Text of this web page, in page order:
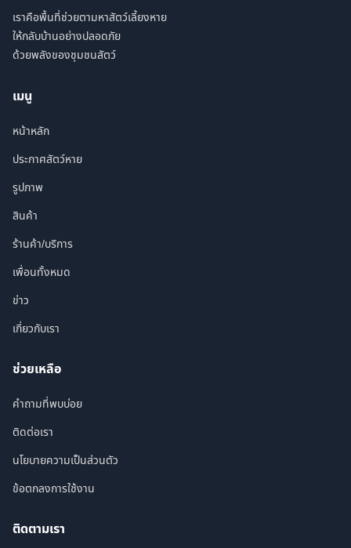
เราคือพื้นที่ช่วยตามหาสัตว์เลี้ยงหาย
ให้กลับบ้านอย่างปลอดภัย
ด้วยพลังของชุมชนสัตว์
เมนู
หน้าหลัก
ประกาศสัตว์หาย
รูปภาพ
สินค้า
ร้านค้า/บริการ
เพื่อนทั้งหมด
ข่าว
เกี่ยวกับเรา
ช่วยเหลือ
คำถามที่พบบ่อย
ติดต่อเรา
นโยบายความเป็นส่วนตัว
ข้อตกลงการใช้งาน
ติดตามเรา